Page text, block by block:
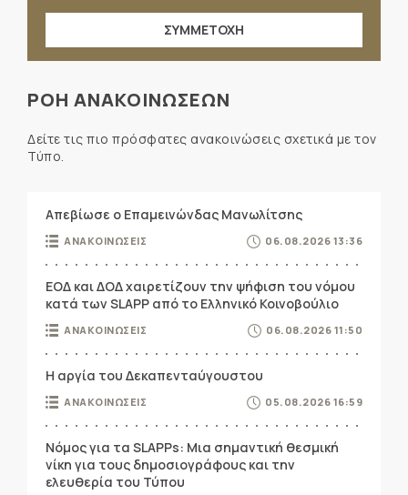
ΣΥΜΜΕΤΟΧΗ
ΡΟΗ ΑΝΑΚΟΙΝΩΣΕΩΝ
Δείτε τις πιο πρόσφατες ανακοινώσεις σχετικά με τον
Τύπο.
Απεβίωσε ο Επαμεινώνδας Μανωλίτσης
ΑΝΑΚΟΙΝΩΣΕΙΣ 06.08.2026 13:36
ΕΟΔ και ΔΟΔ χαιρετίζουν την ψήφιση του νόμου
κατά των SLAPP από το Ελληνικό Κοινοβούλιο
ΑΝΑΚΟΙΝΩΣΕΙΣ 06.08.2026 11:50
Η αργία του Δεκαπενταύγουστου
ΑΝΑΚΟΙΝΩΣΕΙΣ 05.08.2026 16:59
Νόμος για τα SLAPPs: Μια σημαντική θεσμική
νίκη για τους δημοσιογράφους και την
ελευθερία του Τύπου